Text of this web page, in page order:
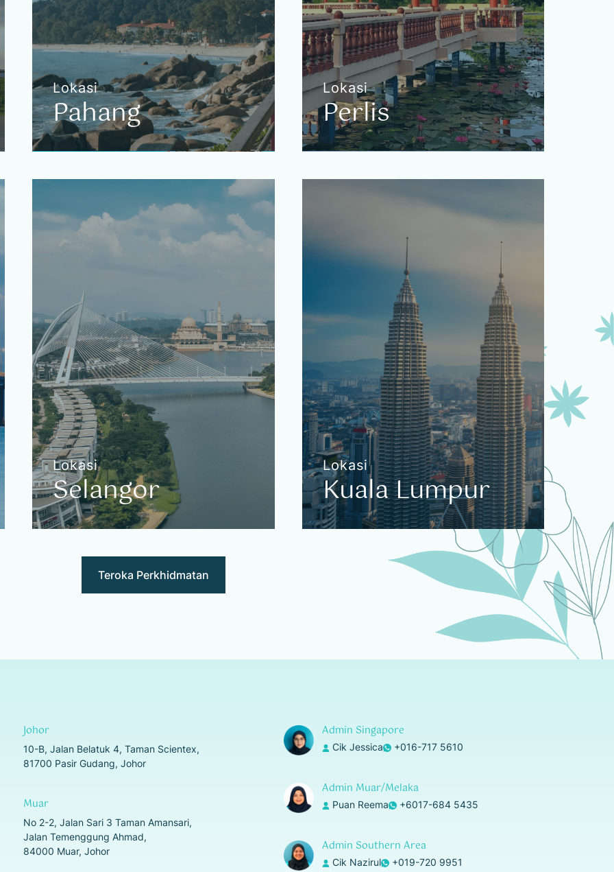
Jitra
Selatan Kedah
Kos TambahanPengangkutan
Kubang Pasu
Sungai Udang
Jasin
Bandar Melaka
Lokasi
Pahang
Pahang
Hanyameliputi kawasan Kuantan
Lokasi
Perlis
Perlis
Perkhidmatan Merangkumi Kesemua
Kawasan
Lokasi
Selangor
Selangor
KawasanKecualiTanjung Karang,
Sungai Besar, Sabak Bernam & Hulu
Dengkil
Kuala Selangor
Hulu Langat
Sepang
Lokasi
Kuala Lumpur
Kuala Lumpur
Tiada Kos Tambahan
Kuala Lumpur
Cyberjaya
Teroka Perkhidmatan
Johor
10-B, Jalan Belatuk 4, Taman Scientex,
81700 Pasir Gudang, Johor
Muar
No 2-2, Jalan Sari 3 Taman Amansari,
Jalan Temenggung Ahmad,
84000 Muar, Johor
Admin Singapore
Cik Jessica +016-717 5610
Admin Muar/Melaka
Puan Reema +6017-684 5435
Admin Southern Area
Cik Nazirul +019-720 9951